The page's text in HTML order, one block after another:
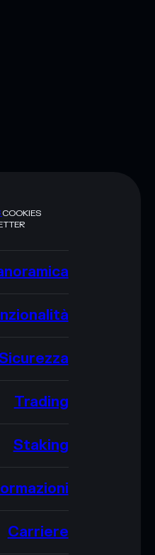
COOKIES
Trading
Staking
Carriere